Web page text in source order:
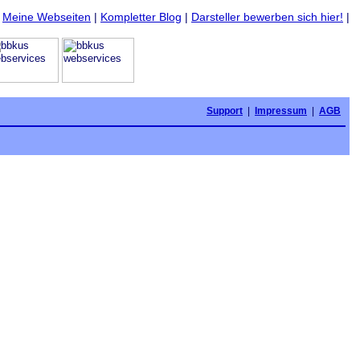
Meine Webseiten | Kompletter Blog | Darsteller bewerben sich hier! |
Support Impressum AGB